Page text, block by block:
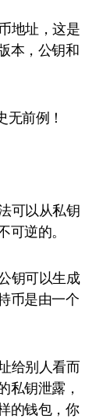
地址，这是
本，公钥和
可以从私钥
逆的。
钥可以生成
币是由一个
给别人看而
私钥泄露，
的钱包，你